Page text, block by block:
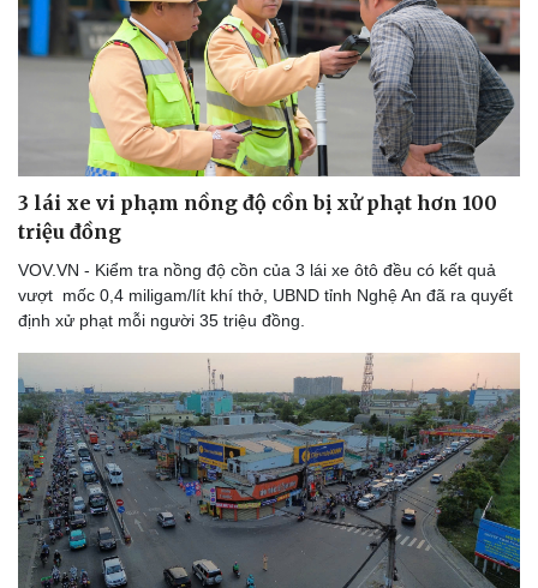
Thể thao
Lịch thi đấu bóng đá
Thế giới thể thao
Hậu trường
Ô tô - Xe máy
Ô tô
Xe máy
Tư vấn
3 lái xe vi phạm nồng độ cồn bị xử phạt hơn 100
triệu đồng
VOV.VN - Kiểm tra nồng độ cồn của 3 lái xe ôtô đều có kết quả
vượt mốc 0,4 miligam/lít khí thở, UBND tỉnh Nghệ An đã ra quyết
định xử phạt mỗi người 35 triệu đồng.